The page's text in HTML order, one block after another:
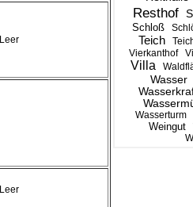
Resthof
Schloß
Teich
Vierkanthof
Villa
Wasser
Wasserturm
Weingut
Leer
Leer